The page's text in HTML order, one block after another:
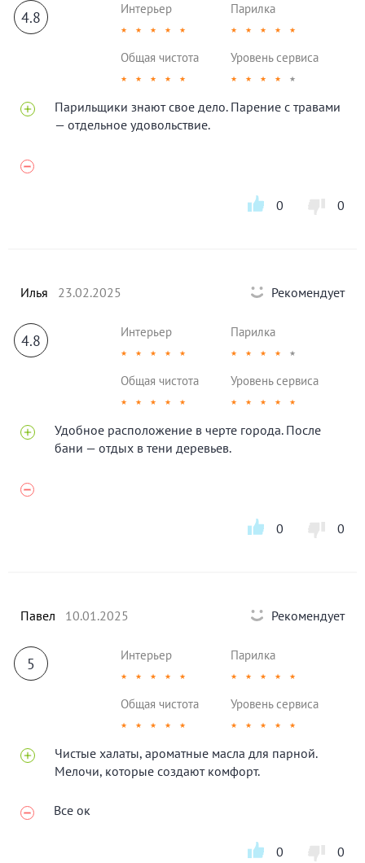
4.8 Интерьер
★ ★ ★ ★ ★
Парилка
★ ★ ★ ★ ★
Общая чистота
★ ★ ★ ★ ★
Уровень сервиса
★ ★ ★ ★ ★
Парильщики знают свое дело. Парение с травами
— отдельное удовольствие.
0 0
Илья 23.02.2025 Рекомендует
4.8 Интерьер
★ ★ ★ ★ ★
Парилка
★ ★ ★ ★ ★
Общая чистота
★ ★ ★ ★ ★
Уровень сервиса
★ ★ ★ ★ ★
Удобное расположение в черте города. После
бани — отдых в тени деревьев.
0 0
Павел 10.01.2025 Рекомендует
5 Интерьер
★ ★ ★ ★ ★
Парилка
★ ★ ★ ★ ★
Общая чистота
★ ★ ★ ★ ★
Уровень сервиса
★ ★ ★ ★ ★
Чистые халаты, ароматные масла для парной.
Мелочи, которые создают комфорт.
Все ок
0 0